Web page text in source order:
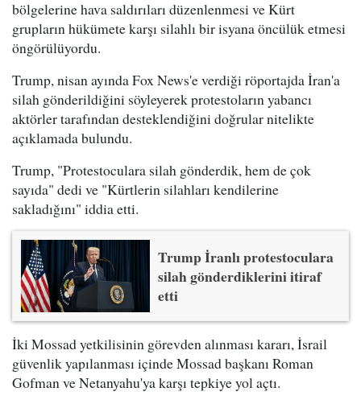
bölgelerine hava saldırıları düzenlenmesi ve Kürt
grupların hükümete karşı silahlı bir isyana öncülük etmesi
öngörülüyordu.
Trump, nisan ayında Fox News'e verdiği röportajda İran'a
silah gönderildiğini söyleyerek protestoların yabancı
aktörler tarafından desteklendiğini doğrular nitelikte
açıklamada bulundu.
Trump, "Protestoculara silah gönderdik, hem de çok
sayıda" dedi ve "Kürtlerin silahları kendilerine
sakladığını" iddia etti.
Trump İranlı protestoculara
silah gönderdiklerini itiraf
etti
İki Mossad yetkilisinin görevden alınması kararı, İsrail
güvenlik yapılanması içinde Mossad başkanı Roman
Gofman ve Netanyahu'ya karşı tepkiye yol açtı.